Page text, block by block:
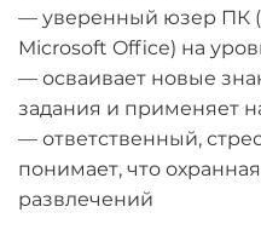
— уверенный юзер ПК
Microsoft Office) на
— осваивает новые
задания и применяет
— ответственный,
понимает, что
развлечений